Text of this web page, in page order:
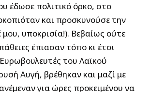
έδωσε πολιτικό όρκο, στο
και προσκυνούσε την
υποκρισία!). Βεβαίως ούτε
έπιασαν τόπο κι έτσι
του Λαϊκού
Αυγή, βρέθηκαν και μαζί με
για ώρες προκειμένου να